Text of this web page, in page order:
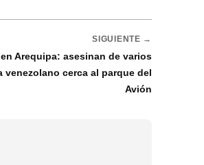
SIGUIENTE →
Arequipa: asesinan de varios
venezolano cerca al parque del
Avión